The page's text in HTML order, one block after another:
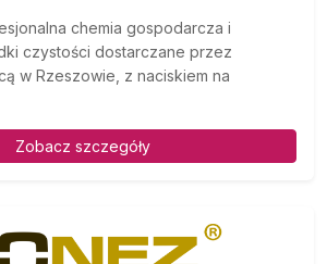
chemia gospodarcza i
czystości dostarczane przez
w Rzeszowie, z naciskiem na
Zobacz szczegóły